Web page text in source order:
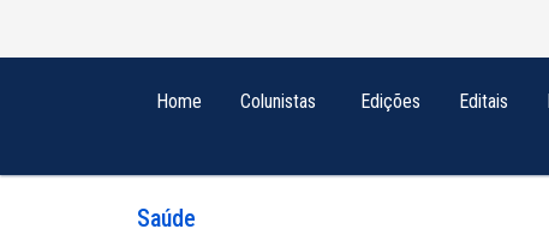
Home Colunistas Edições Editais
Saúde